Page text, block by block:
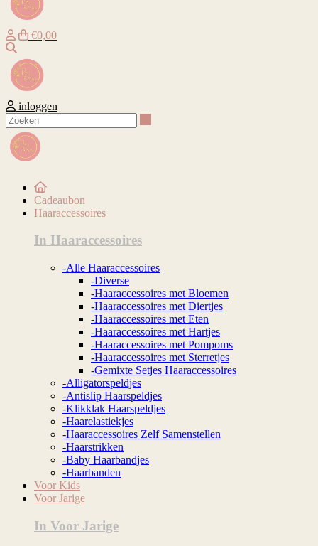
€0,00
inloggen
Cadeaubon
Haaraccessoires
In Haaraccessoires
-Alle Haaraccessoires
-Diverse
-Haaraccessoires met Bloemen
-Haaraccessoires met Diertjes
-Haaraccessoires met Eten
-Haaraccessoires met Hartjes
-Haaraccessoires met Pompoms
-Haaraccessoires met Sterretjes
-Gemixte Setjes Haaraccessoires
-Alligatorspeldjes
-Antislip Haarspeldjes
-Klikklak Haarspeldjes
-Haarelastiekjes
-Haaraccessoires Zelf Samenstellen
-Haarstrikken
-Baby Haarbandjes
-Haarbanden
Voor Kids
Voor Jarige
In Voor Jarige